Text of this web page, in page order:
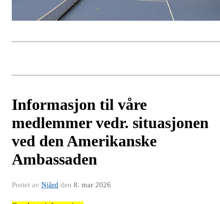
Informasjon til våre
medlemmer vedr. situasjonen
ved den Amerikanske
Ambassaden
Postet av Njård den 8. mar 2026